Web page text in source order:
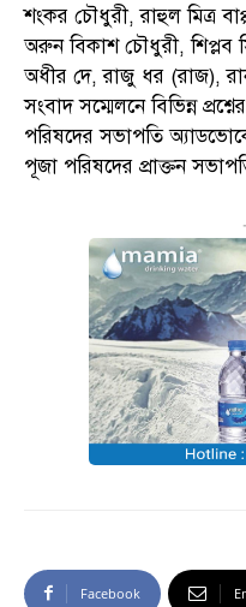
শংকর চৌধুরী, রাহুল মিত্র
অরুন বিকাশ চৌধুরী, শিপ্লব
অধীর দে, রাজু ধর (রাজ),
সংবাদ সম্মেলনে বিভিন্ন
পরিষদের সভাপতি
পূজা পরিষদের প্রাক্তন
Facebook